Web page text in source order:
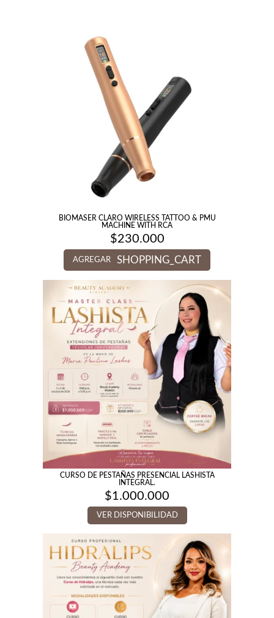
BIOMASER CLARO WIRELESS TATTOO & PMU
MACHINE WITH RCA
$230.000
AGREGAR SHOPPING_CART
CURSO DE PESTAÑAS PRESENCIAL LASHISTA
INTEGRAL.
$1.000.000
VER DISPONIBILIDAD